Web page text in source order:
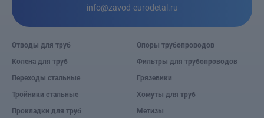
info@zavod-eurodetal.ru
Отводы для труб
Колена для труб
Переходы стальные
Тройники стальные
Прокладки для труб
Опоры трубопроводов
Фильтры для трубопроводов
Грязевики
Хомуты для труб
Метизы